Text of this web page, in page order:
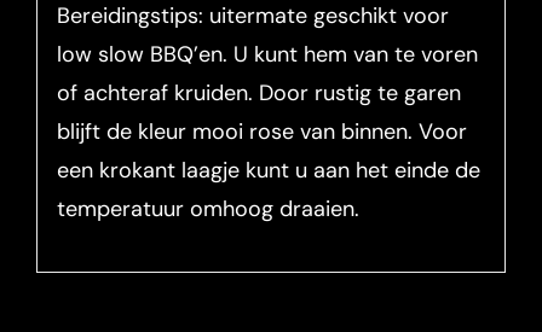
Bereidingstips: uitermate geschikt voor
low slow BBQ’en. U kunt hem van te voren
of achteraf kruiden. Door rustig te garen
blijft de kleur mooi rose van binnen. Voor
een krokant laagje kunt u aan het einde de
temperatuur omhoog draaien.